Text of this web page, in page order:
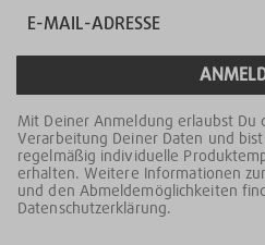
Mit Deiner Anmeldung erlaubst Du
Verarbeitung Deiner Daten und
regelmäßig individuelle
erhalten. Weitere Informationen
und den Abmeldemöglichkeiten
Datenschutzerklärung.